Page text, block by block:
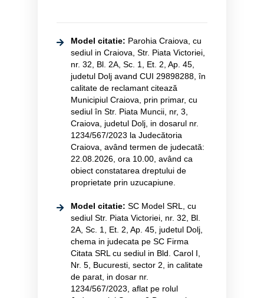
Model citatie: Parohia Craiova, cu
sediul in Craiova, Str. Piata Victoriei,
nr. 32, Bl. 2A, Sc. 1, Et. 2, Ap. 45,
judetul Dolj avand CUI 29898288, în
calitate de reclamant citează
Municipiul Craiova, prin primar, cu
sediul în Str. Piata Muncii, nr, 3,
Craiova, judetul Dolj, in dosarul nr.
1234/567/2023 la Judecătoria
Craiova, având termen de judecată:
22.08.2026, ora 10.00, având ca
obiect constatarea dreptului de
proprietate prin uzucapiune.
Model citatie: SC Model SRL, cu
sediul Str. Piata Victoriei, nr. 32, Bl.
2A, Sc. 1, Et. 2, Ap. 45, judetul Dolj,
chema in judecata pe SC Firma
Citata SRL cu sediul in Bld. Carol I,
Nr. 5, Bucuresti, sector 2, in calitate
de parat, in dosar nr.
1234/567/2023, aflat pe rolul